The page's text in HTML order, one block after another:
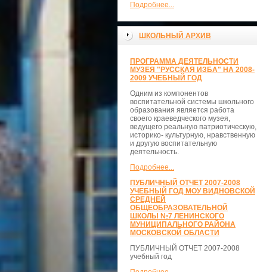
Подробнее...
ШКОЛЬНЫЙ АРХИВ
ПРОГРАММА ДЕЯТЕЛЬНОСТИ
МУЗЕЯ "РУССКАЯ ИЗБА" НА 2008-
2009 УЧЕБНЫЙ ГОД
Одним из компонентов
воспитательной системы школьного
образования является работа
своего краеведческого музея,
ведущего реальную патриотическую,
историко- культурную, нравственную
и другую воспитательную
деятельность.
Подробнее...
ПУБЛИЧНЫЙ ОТЧЕТ 2007-2008
УЧЕБНЫЙ ГОД МОУ ВИДНОВСКОЙ
СРЕДНЕЙ
ОБЩЕОБРАЗОВАТЕЛЬНОЙ
ШКОЛЫ №7 ЛЕНИНСКОГО
МУНИЦИПАЛЬНОГО РАЙОНА
МОСКОВСКОЙ ОБЛАСТИ
ПУБЛИЧНЫЙ ОТЧЕТ 2007-2008
учебный год